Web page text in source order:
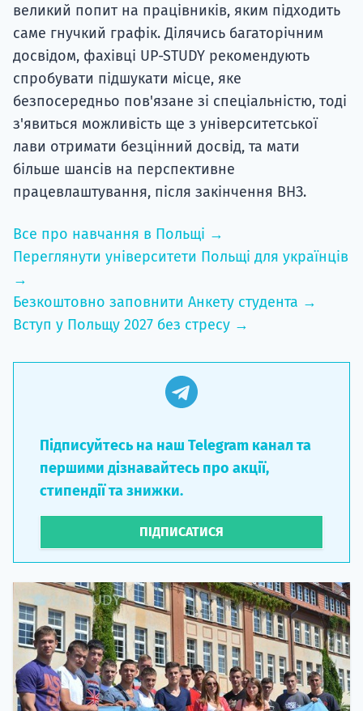
великий попит на працівників, яким підходить
саме гнучкий графік. Ділячись багаторічним
досвідом, фахівці UP-STUDY рекомендують
спробувати підшукати місце, яке
безпосередньо пов'язане зі спеціальністю, тоді
з'явиться можливість ще з університетської
лави отримати безцінний досвід, та мати
більше шансів на перспективне
працевлаштування, після закінчення ВНЗ.
Все про навчання в Польщі →
Переглянути університети Польщі для українців
→
Безкоштовно заповнити Анкету студента →
Вступ у Польщу 2027 без стресу →
Підписуйтесь на наш Telegram канал та
першими дізнавайтесь про акції,
стипендії та знижки.
ПІДПИСАТИСЯ